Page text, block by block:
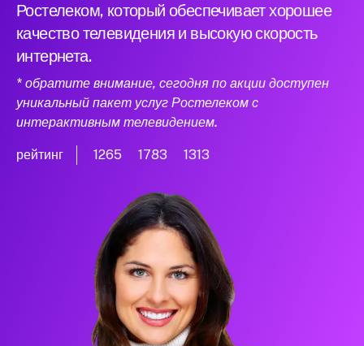
Ростелеком, который обеспечивает хорошее
качество телевидения и высокую скорость
интернета.
* обратите внимание, сегодня по акции доступен
уникальный пакет услуг Ростелеком с
интерактивным телевидением.
рейтинг 1265 1783 1313